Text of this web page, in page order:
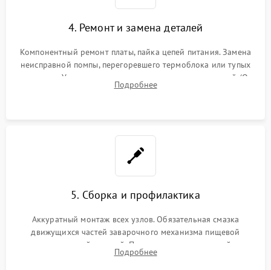
4. Ремонт и замена деталей
Компонентный ремонт платы, пайка цепей питания. Замена
неисправной помпы, перегоревшего термоблока или тупых
жерновов. Установка новых силиконовых уплотнителей (O-
ring) и тефлоновых трубок для надежного устранения
Подробнее
5. Сборка и профилактика
Аккуратный монтаж всех узлов. Обязательная смазка
движущихся частей заварочного механизма пищевой
силиконовой смазкой. Проведение программной
декальцинации и очистки системы от кофейных масел.
Подробнее